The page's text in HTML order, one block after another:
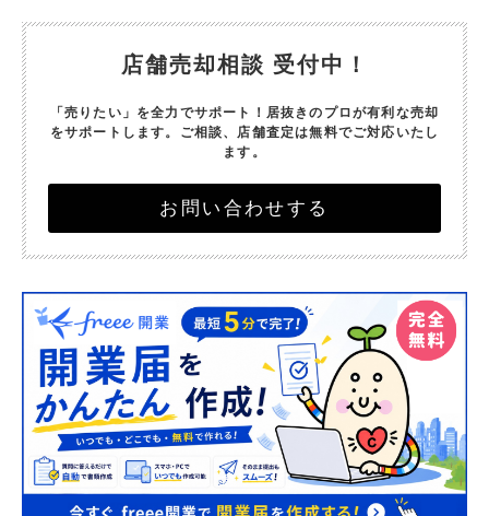
店舗売却相談 受付中！
「売りたい」を全力でサポート！ 居抜きのプロが有利な売却
をサポートします。 ご相談、店舗査定は無料でご対応いたし
ます。
お問い合わせする